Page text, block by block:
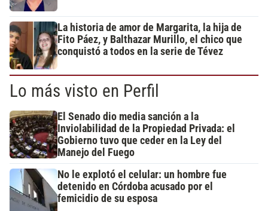
La historia de amor de Margarita, la hija de
Fito Páez, y Balthazar Murillo, el chico que
conquistó a todos en la serie de Tévez
Lo más visto en Perfil
El Senado dio media sanción a la
Inviolabilidad de la Propiedad Privada: el
Gobierno tuvo que ceder en la Ley del
Manejo del Fuego
No le explotó el celular: un hombre fue
detenido en Córdoba acusado por el
femicidio de su esposa